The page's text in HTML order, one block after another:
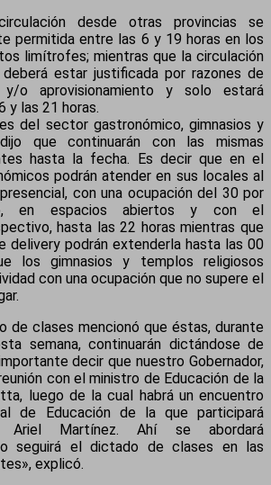
desde otras provincias se
permitida entre las 6 y 19 horas en los
limítrofes; mientras que la circulación
estar justificada por razones de
o aprovisionamiento y solo estará
y las 21 horas.
del sector gastronómico, gimnasios y
que continuarán con las mismas
hasta la fecha. Es decir que en el
podrán atender en sus locales al
con una ocupación del 30 por
en espacios abiertos y con el
hasta las 22 horas mientras que
delivery podrán extenderla hasta las 00
los gimnasios y templos religiosos
con una ocupación que no supere el
de clases mencionó que éstas, durante
semana, continuarán dictándose de
decir que nuestro Gobernador,
con el ministro de Educación de la
luego de la cual habrá un encuentro
de Educación de la que participará
Ariel Martínez. Ahí se abordará
seguirá el dictado de clases en las
explicó.